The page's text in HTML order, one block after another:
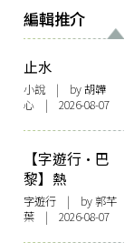
編輯推介
止水
小說 | by 胡韡
心 | 2026-08-07
【字遊行·巴
黎】熱
字遊行 | by 郭芊
葉 | 2026-08-07